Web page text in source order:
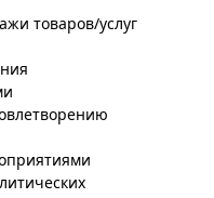
товаров/услуг